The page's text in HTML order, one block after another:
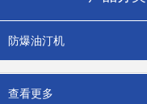
防爆油汀机
查看更多